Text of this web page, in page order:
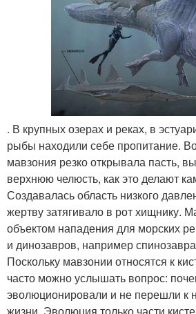
. В крупных озерах и реках, в
рыбы находили себе пропитание.
мавзония резко открывала пасть,
верхнюю челюсть, как это делают
Создавалась область низкого
жертву затягивало в рот хищнику.
объектом нападения для морских
и динозавров, например
Поскольку мавзонии относятся к
часто можно услышать вопрос:
эволюционировали и не перешли к